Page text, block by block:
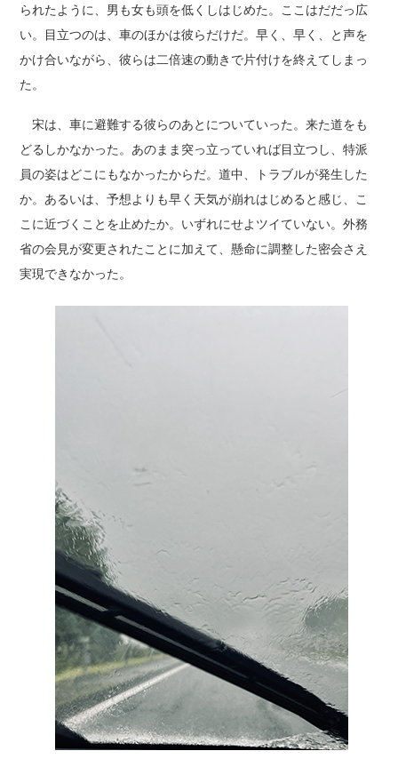
られたように、男も女も頭を低くしはじめた。ここはだだっ広
い。目立つのは、車のほかは彼らだけだ。早く、早く、と声を
かけ合いながら、彼らは二倍速の動きで片付けを終えてしまっ
た。
宋は、車に避難する彼らのあとについていった。来た道をも
どるしかなかった。あのまま突っ立っていれば目立つし、特派
員の姿はどこにもなかったからだ。道中、トラブルが発生した
か。あるいは、予想よりも早く天気が崩れはじめると感じ、こ
こに近づくことを止めたか。いずれにせよツイていない。外務
省の会見が変更されたことに加えて、懸命に調整した密会さえ
実現できなかった。